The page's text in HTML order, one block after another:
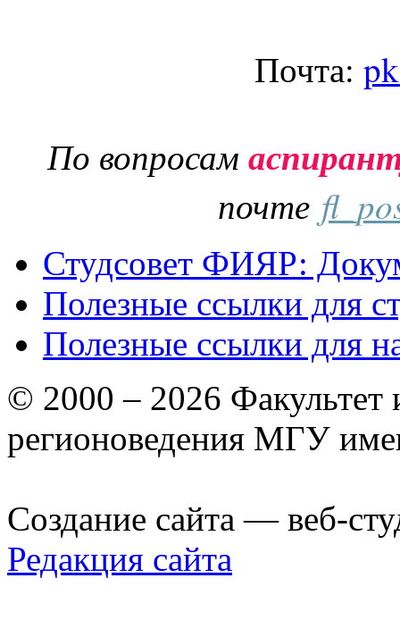
Почта:
По вопросам
почте
Студсовет ФИЯР:
Полезные ссылки для
Полезные ссылки для
© 2000 – 2026 Факультет
регионоведения МГУ
Создание сайта — веб-
Редакция сайта